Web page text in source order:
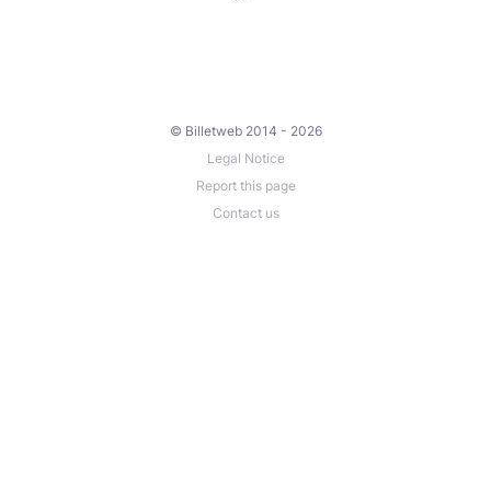
© Billetweb 2014 - 2026
Legal Notice
Report this page
Contact us